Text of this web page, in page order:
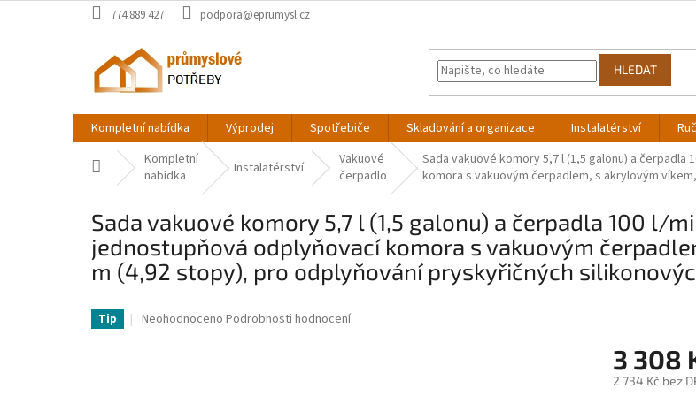
na
774 889 427 podpora@eprumysl.cz
HLEDAT
Kompletní nabídka Výprodej Spotřebiče Skladování a organizace Instalatérství
Domů Kompletní
nabídka
Instalatérství
Vakuové
čerpadlo
Sada vakuové komory 5,7 l (1,5 galonu) a
komora s vakuovým čerpadlem, s akrylovým
Sada vakuové komory 5,7 l (1,5 galonu) a čerpadla 100 l/
jednostupňová odplyňovací komora s vakuovým
m (4,92 stopy), pro odplyňování pryskyřičných
Tip
Průměrné
Neohodnoceno Podrobnosti hodnocení
3 308
2 734 Kč bez